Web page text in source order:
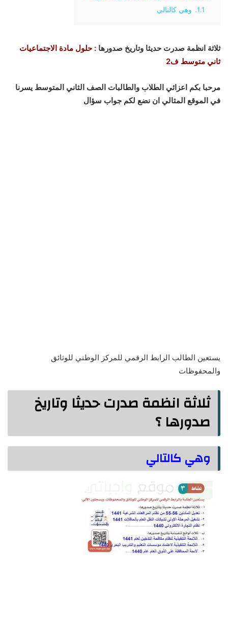
1.1.
وهي كالتالي
ثلاثة انظمة صدرت حديثا وتاريخ صدورها : حلول مادة الاجتماعيات
ثاني متوسط ف2
مرحبا بكم اعزائي الطلاب والطالبات الصف الثاني المتوسط يسرنا
في الموقع المثالي ان نضع لكم جواب سؤال
يستعين الطالب الرابط الرقمي للمركز الوطني للوثائق
والمحفوظات
ثلاثة انظمة صدرت حديثا وتاريخ
صدورها ؟
وهي كالتالي